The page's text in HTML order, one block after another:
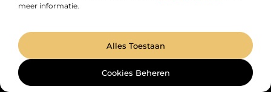
meer informatie.
Alles Toestaan
Cookies Beheren
Digitalk.nl – Ontdek, leer en praat mee!
@2025 All Right Reserved. Design by